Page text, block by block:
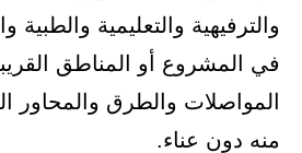
والترفيهية والتعليمية
في المشروع أو المناطق
المواصلات والطرق والمحاور
منه دون عناء.